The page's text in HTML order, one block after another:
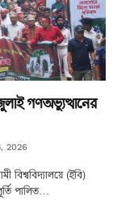
গণঅভ্যুত্থানের
2026
বিশ্ববিদ্যালয়ে (ইবি)
পালিত…